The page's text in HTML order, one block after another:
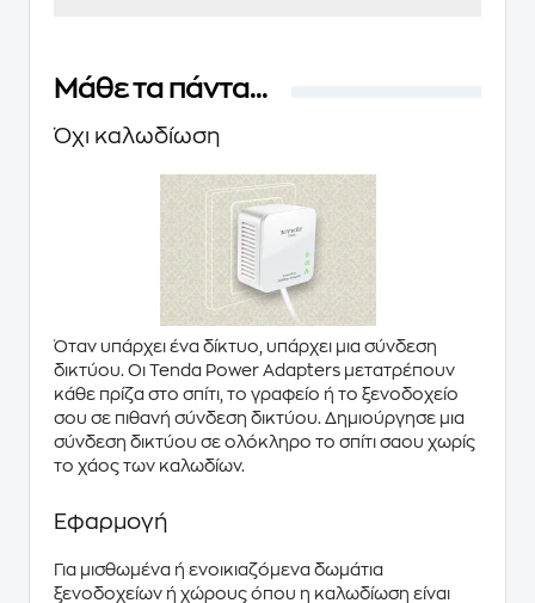
Μάθε τα πάντα...
Όχι καλωδίωση
Όταν υπάρχει ένα δίκτυο, υπάρχει μια σύνδεση
δικτύου. Οι Tenda Power Adapters μετατρέπουν
κάθε πρίζα στο σπίτι, το γραφείο ή το ξενοδοχείο
σου σε πιθανή σύνδεση δικτύου. Δημιούργησε μια
σύνδεση δικτύου σε ολόκληρο το σπίτι σαου χωρίς
το χάος των καλωδίων.
Εφαρμογή
Για μισθωμένα ή ενοικιαζόμενα δωμάτια
ξενοδοχείων ή χώρους όπου η καλωδίωση είναι